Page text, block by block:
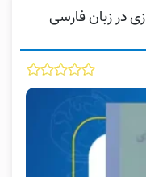
در زبان فارسی